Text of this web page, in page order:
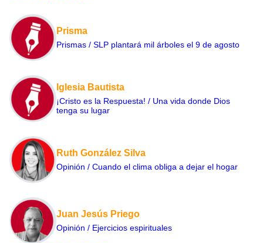
Prisma
Prismas / SLP plantará mil árboles el 9 de agosto
Iglesia Bautista
¡Cristo es la Respuesta! / Una vida donde Dios
tenga su lugar
Ruth González Silva
Opinión / Cuando el clima obliga a dejar el hogar
Juan Jesús Priego
Opinión / Ejercicios espirituales